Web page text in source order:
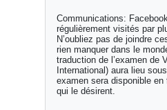
Communications:
régulièrement visités par
N’oubliez pas de joindre
rien manquer dans le
traduction de l’examen de
International) aura lieu
examen sera disponible en
qui le désirent.